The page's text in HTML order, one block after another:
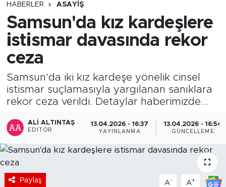
HABERLER ASAYIŞ
Samsun'da kız kardeşlere
istismar davasında rekor
ceza
Samsun'da iki kız kardeşe yönelik cinsel
istismar suçlamasıyla yargılanan sanıklara
rekor ceza verildi. Detaylar haberimizde...
ALI ALTINTAŞ
EDITÖR
13.04.2026 - 16:37
YAYINLANMA
13.04.2026 - 16:54
GÜNCELLEME
Paylaş A- A+
Trafik Durumu
Süper Lig Puan Durumu ve Fikstür
Tüm Manşetler
Son Dakika Haberleri